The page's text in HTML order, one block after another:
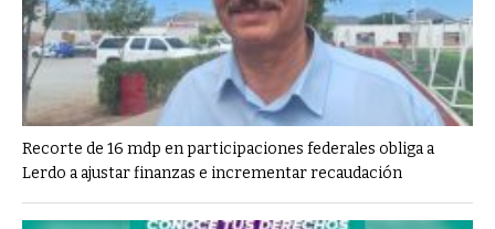
Recorte de 16 mdp en participaciones federales obliga a
Lerdo a ajustar finanzas e incrementar recaudación